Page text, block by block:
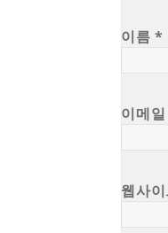
이름*
이메일
웹사